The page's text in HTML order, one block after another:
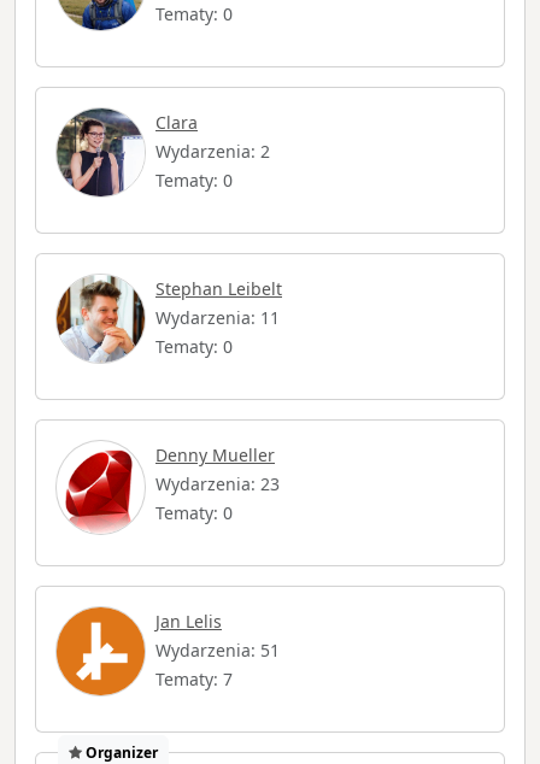
Tematy: 0
Clara
Wydarzenia: 2
Tematy: 0
Stephan Leibelt
Wydarzenia: 11
Tematy: 0
Denny Mueller
Wydarzenia: 23
Tematy: 0
Jan Lelis
Wydarzenia: 51
Tematy: 7
Organizer